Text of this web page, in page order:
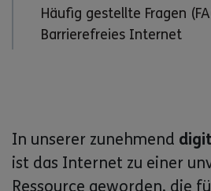
Häufig gestellte Fragen
Barrierefreies Internet
In unserer zunehmend
ist das Internet zu einer
Ressource geworden, die